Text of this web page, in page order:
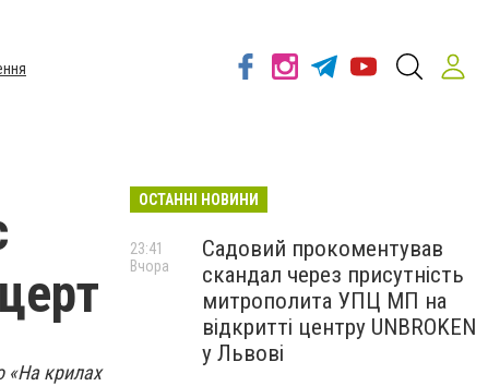
«На крилах
ОСТАННІ НОВИНИ
Садовий прокоментував
скандал через присутність
митрополита УПЦ МП на
відкритті центру UNBROKEN
у Львові
23:41
Вчора